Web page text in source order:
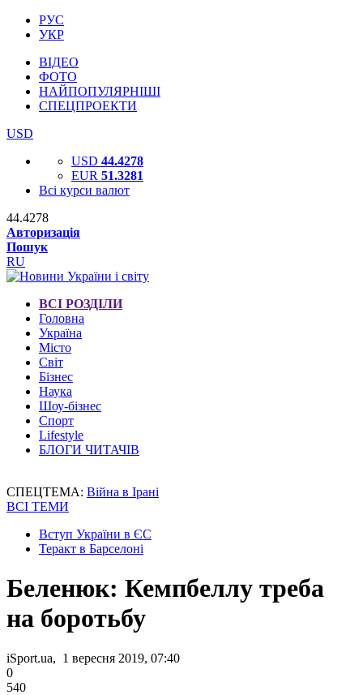
РУС
УКР
ВІДЕО
ФОТО
НАЙПОПУЛЯРНІШІ
СПЕЦПРОЕКТИ
USD
USD 44.4278
EUR 51.3281
Всі курси валют
44.4278
Авторизація
Пошук
RU
ВСІ РОЗДІЛИ
Головна
Україна
Місто
Світ
Бізнес
Наука
Шоу-бізнес
Спорт
Lifestyle
БЛОГИ ЧИТАЧІВ
СПЕЦТЕМА: Війна в Ірані
ВСІ ТЕМИ
Вступ України в ЄС
Теракт в Барселоні
Беленюк: Кемпбеллу треба
на боротьбу
iSport.ua, 1 вересня 2019, 07:40
0
540